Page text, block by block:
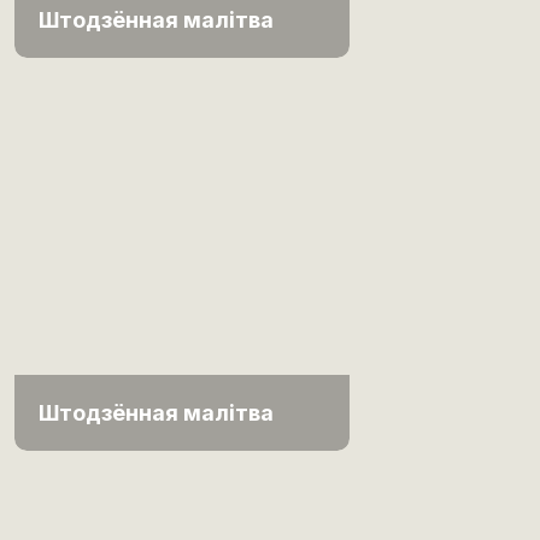
Штодзённая малітва
Штодзённая малітва